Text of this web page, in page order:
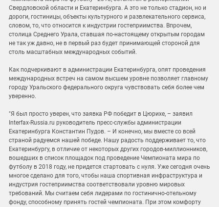
Свердловской области и Екатеринбурга. А это не только стадион, но и
дороги, гостиницы, объекты культурного и развлекательного сервиса,
словом, то, что относится к индустрии гостеприимства. Впрочем,
столица Среднего Урала, ставшая по-настоящему открытым городам
не так уж давно, не в первый раз будет принимающей стороной для
столь масштабных международных событий.
Как подчеркивают в администрации Екатеринбурга, опят проведения
международных встреч на самом высшем уровне позволяет главному
городу Уральского федерального округа чувствовать себя более чем
уверенно.
"Я был просто уверен, что заявка РФ победит в Цюрихе, – заявил
Interfax-Russia.ru руководитель пресс-службы администрации
Екатеринбурга Константин Пудов. – И конечно, мы вместе со всей
страной радуемся нашей победе. Нашу радость поддерживает то, что
Екатеринбургу, в отличие от некоторых других городов-миллионников,
вошедших в список площадок под проведение Чемпионата мира по
футболу в 2018 году, не придется стартовать с нуля. Уже сегодня очень
многое сделано для того, чтобы наша спортивная инфраструктура и
индустрия гостеприимства соответствовали уровню мировых
требований. Мы считаем себя лидерами по гостинично-отельному
фонду, способному принять гостей чемпионата. При этом комфорту